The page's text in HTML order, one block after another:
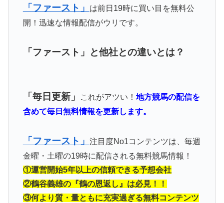
「ファースト」
は前日19時に買い目を無料公
開！迅速な情報配信がウリです。
「ファースト」と他社との違いとは？
「毎日更新」 これがアツい！ 地方競馬の配信を
含めて毎日無料情報を更新します。
「ファースト」 注目度No1コンテンツは、毎週
金曜・土曜の19時に配信される無料競馬情報！
①運営開始5年以上の信頼できる予想会社
②鶴谷義雄の『鶴の恩返し』は必見！！
③何より質・量ともに充実過ぎる無料コンテンツ